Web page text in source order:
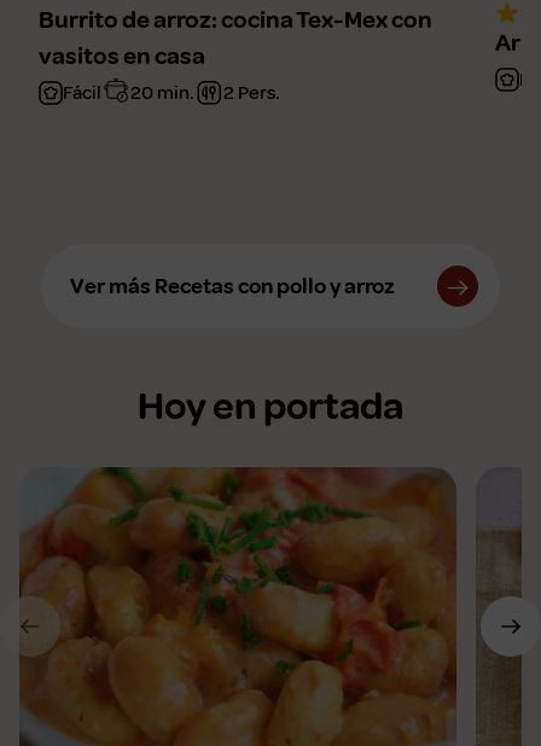
Burrito de arroz: cocina Tex-Mex con
vasitos en casa
Fácil 20 min. 2 Pers.
Ver más Recetas con pollo y arroz
Hoy en portada